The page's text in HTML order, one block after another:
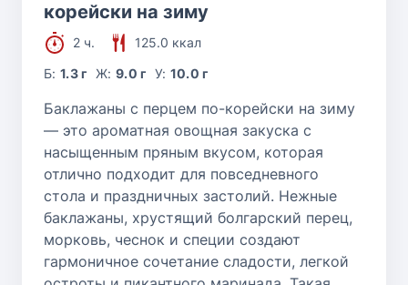
корейски на зиму
2 ч.
125.0 ккал
Б:1.3 г Ж: 9.0 г У: 10.0 г
Баклажаны с перцем по-корейски на зиму
— это ароматная овощная закуска с
насыщенным пряным вкусом, которая
отлично подходит для повседневного
стола и праздничных застолий. Нежные
баклажаны, хрустящий болгарский перец,
морковь, чеснок и специи создают
гармоничное сочетание сладости, легкой